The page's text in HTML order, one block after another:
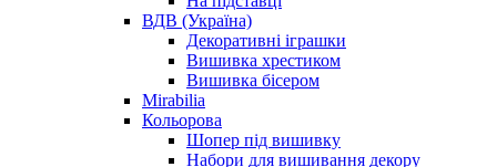
ВДВ (Україна)
Декоративні іграшки
Вишивка хрестиком
Вишивка бісером
Mirabilia
Кольорова
Шопер під вишивку
Набори для вишивання декору